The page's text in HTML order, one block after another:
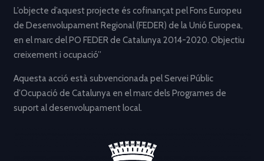
L’objecte d’aquest projecte és cofinançat pel Fons Europeu
de Desenvolupament Regional (FEDER) de la Unió Europea,
en el marc del PO FEDER de Catalunya 2014-2020. Objectiu
creixement i ocupació”
Aquesta acció està subvencionada pel Servei Públic
d’Ocupació de Catalunya en el marc dels Programes de
suport al desenvolupament local.